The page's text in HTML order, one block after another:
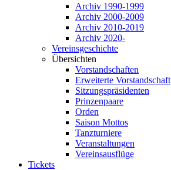
Archiv 1990-1999
Archiv 2000-2009
Archiv 2010-2019
Archiv 2020-
Vereinsgeschichte
Übersichten
Vorstandschaften
Erweiterte Vorstandschaft
Sitzungspräsidenten
Prinzenpaare
Orden
Saison Mottos
Tanzturniere
Veranstaltungen
Vereinsausflüge
Tickets